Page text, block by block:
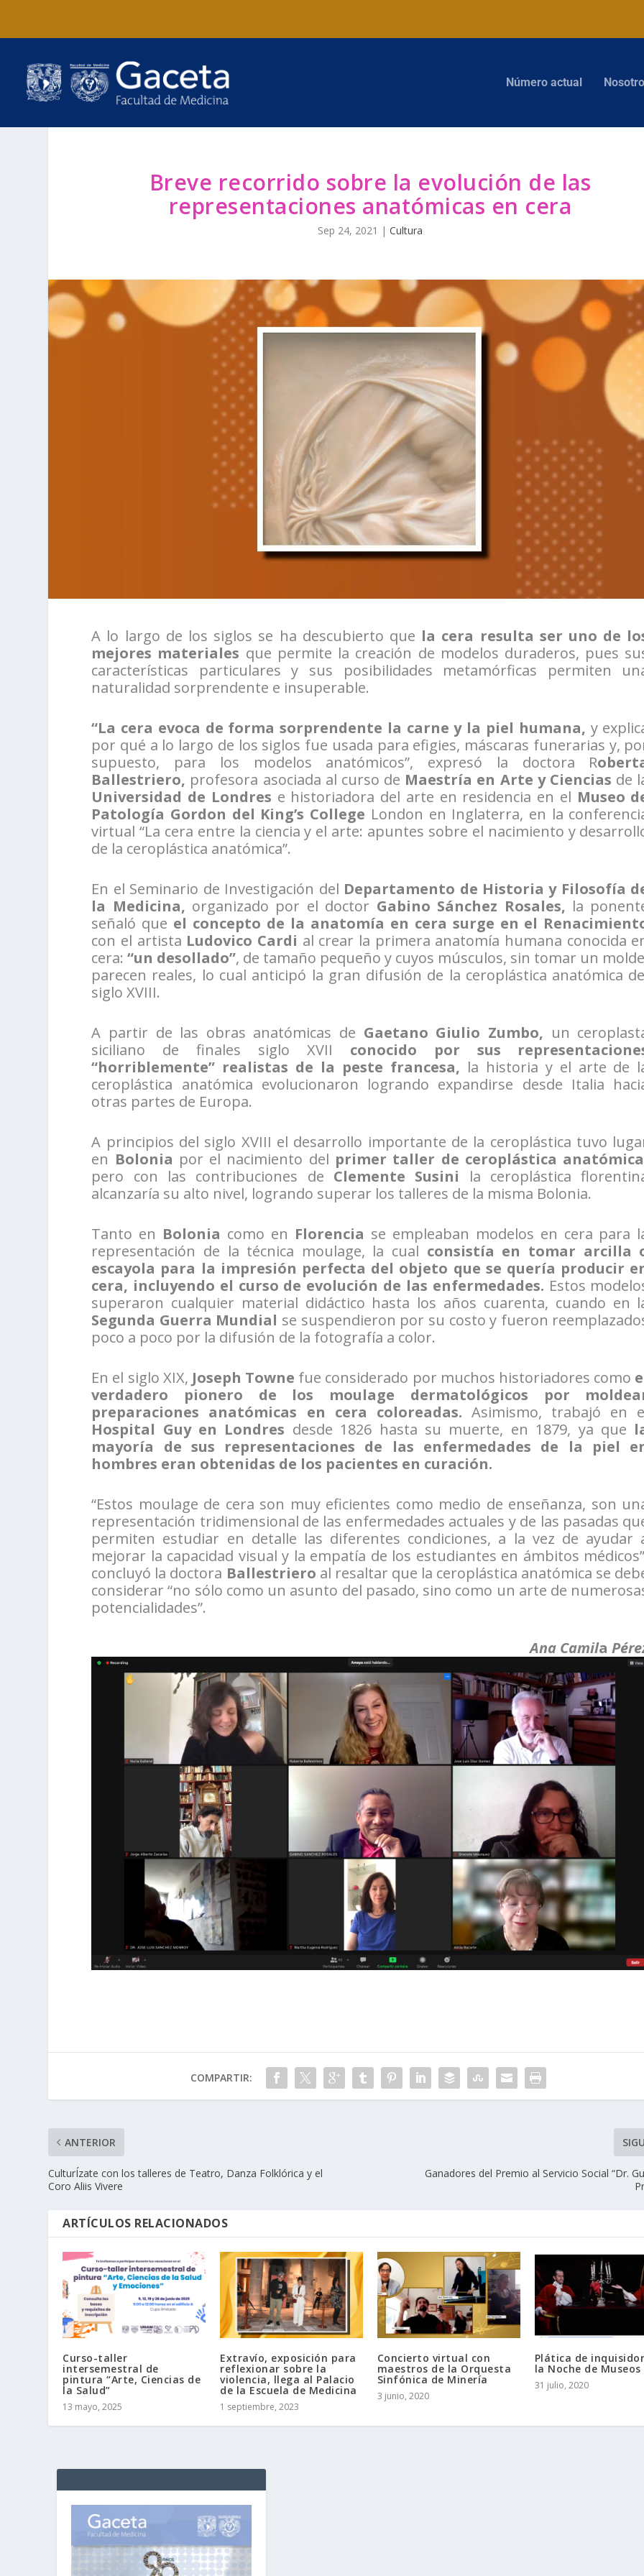
Número actual
Breve recorrido sobre la evolución de las
representaciones anatómicas en cera
Sep 24, 2021 | Cultura
A lo largo de los siglos se ha descubierto que la cera resulta ser uno de
mejores materiales que permite la creación de modelos duraderos, pues
características particulares y sus posibilidades metamórficas permiten
naturalidad sorprendente e insuperable.
“La cera evoca de forma sorprendente la carne y la piel humana, y
por qué a lo largo de los siglos fue usada para efigies, máscaras funerarias y,
supuesto, para los modelos anatómicos”, expresó la doctora R
Ballestriero, profesora asociada al curso de Maestría en Arte y Ciencias de
Universidad de Londres e historiadora del arte en residencia en el Museo
Patología Gordon del King’s College London en Inglaterra, en la
virtual “La cera entre la ciencia y el arte: apuntes sobre el nacimiento y
de la ceroplástica anatómica”.
En el Seminario de Investigación del Departamento de Historia y Filosofía
la Medicina, organizado por el doctor Gabino Sánchez Rosales, la
señaló que el concepto de la anatomía en cera surge en el
con el artista Ludovico Cardi al crear la primera anatomía humana conocida
cera: “un desollado”, de tamaño pequeño y cuyos músculos, sin tomar un
parecen reales, lo cual anticipó la gran difusión de la ceroplástica anatómica
siglo XVIII.
A partir de las obras anatómicas de Gaetano Giulio Zumbo, un
siciliano de finales siglo XVII conocido por sus
“horriblemente” realistas de la peste francesa, la historia y el arte de
ceroplástica anatómica evolucionaron logrando expandirse desde Italia
otras partes de Europa.
A principios del siglo XVIII el desarrollo importante de la ceroplástica tuvo
en Bolonia por el nacimiento del primer taller de ceroplástica
pero con las contribuciones de Clemente Susini la ceroplástica
alcanzaría su alto nivel, logrando superar los talleres de la misma Bolonia.
Tanto en Bolonia como en Florencia se empleaban modelos en cera para
representación de la técnica moulage, la cual consistía en tomar arcilla
escayola para la impresión perfecta del objeto que se quería producir
cera, incluyendo el curso de evolución de las enfermedades. Estos
superaron cualquier material didáctico hasta los años cuarenta, cuando en
Segunda Guerra Mundial se suspendieron por su costo y fueron
poco a poco por la difusión de la fotografía a color.
En el siglo XIX, Joseph Towne fue considerado por muchos historiadores como
verdadero pionero de los moulage dermatológicos por
preparaciones anatómicas en cera coloreadas. Asimismo, trabajó en
Hospital Guy en Londres desde 1826 hasta su muerte, en 1879, ya que
mayoría de sus representaciones de las enfermedades de la piel
hombres eran obtenidas de los pacientes en curación.
“Estos moulage de cera son muy eficientes como medio de enseñanza, son
representación tridimensional de las enfermedades actuales y de las pasadas
permiten estudiar en detalle las diferentes condiciones, a la vez de ayudar
mejorar la capacidad visual y la empatía de los estudiantes en ámbitos
concluyó la doctora Ballestriero al resaltar que la ceroplástica anatómica se
considerar “no sólo como un asunto del pasado, sino como un arte de
potencialidades”.
Ana Camila
COMPARTIR:
ANTERIOR
CulturÍzate con los talleres de Teatro, Danza Folklórica y el
Coro Aliis Vivere
Ganadores del Premio al Servicio Social “Dr.
ARTÍCULOS RELACIONADOS
Curso-taller
intersemestral de
pintura “Arte, Ciencias de
la Salud”
13 mayo, 2025
Extravío, exposición para
reflexionar sobre la
violencia, llega al Palacio
de la Escuela de Medicina
1 septiembre, 2023
Concierto virtual con
maestros de la Orquesta
Sinfónica de Minería
3 junio, 2020
Plática de
la Noche de Museos
31 julio, 2020